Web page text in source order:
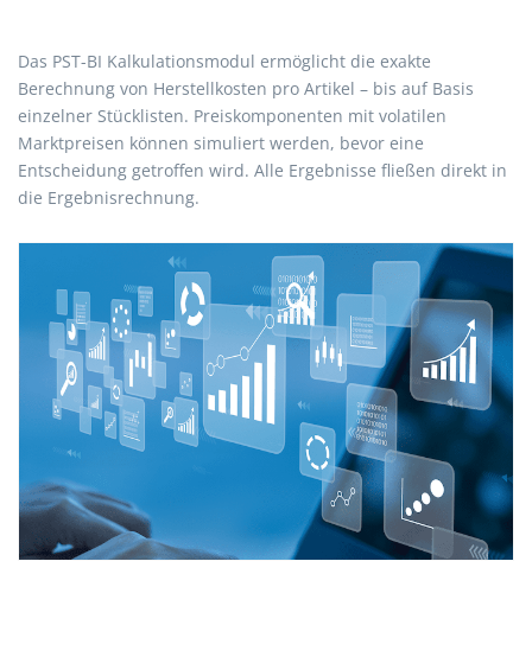
Das PST-BI Kalkulationsmodul ermöglicht die exakte
Berechnung von Herstellkosten pro Artikel – bis auf Basis
einzelner Stücklisten. Preiskomponenten mit volatilen
Marktpreisen können simuliert werden, bevor eine
Entscheidung getroffen wird. Alle Ergebnisse fließen direkt in
die Ergebnisrechnung.